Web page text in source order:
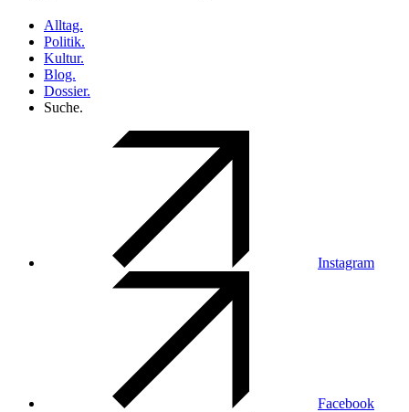
Alltag.
Politik.
Kultur.
Blog.
Dossier.
Suche.
Instagram
Facebook